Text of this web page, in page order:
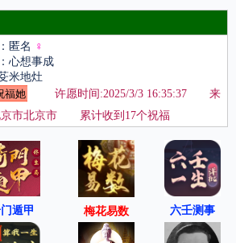
匿名 ♀
心想事成
米地灶
许愿时间:2025/3/3 16:35:37 来
京市北京市 累计收到17个祝福
遁甲 梅花易数 六壬测事